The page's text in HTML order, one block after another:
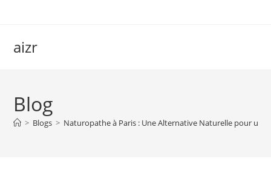
aizr
Blog
> Blogs > Naturopathe à Paris : Une Alternative Naturelle pour un